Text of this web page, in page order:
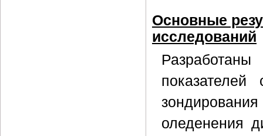
Основные
исследований
оледенения